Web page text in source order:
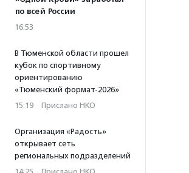
по всей России
16:53
В Тюменской области прошел
кубок по спортивному
ориентированию
«Тюменский формат-2026»
15:19 · Прислано НКО
Организация «Радость»
открывает сеть
региональных подразделений